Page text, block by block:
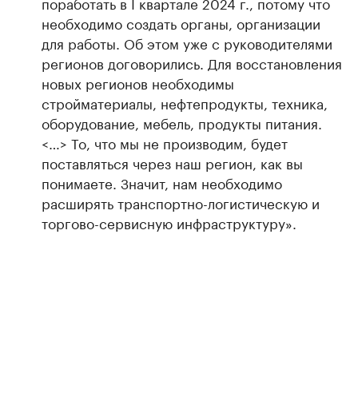
необходимо создать органы, организации
для работы. Об этом уже с руководителями
регионов договорились. Для восстановления
новых регионов необходимы
стройматериалы, нефтепродукты, техника,
оборудование, мебель, продукты питания.
<…> То, что мы не производим, будет
поставляться через наш регион, как вы
понимаете. Значит, нам необходимо
расширять транспортно-логистическую и
торгово-сервисную инфраструктуру».